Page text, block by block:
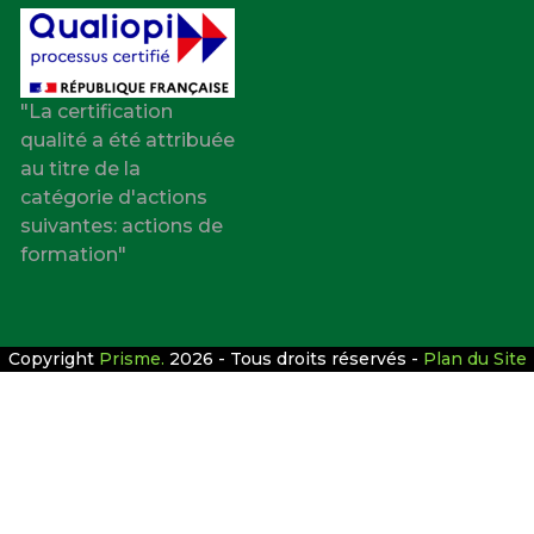
"La certification
qualité a été attribuée
au titre de la
catégorie d'actions
suivantes: actions de
formation"
Copyright Prisme. 2026 - Tous droits réservés - Plan du Site